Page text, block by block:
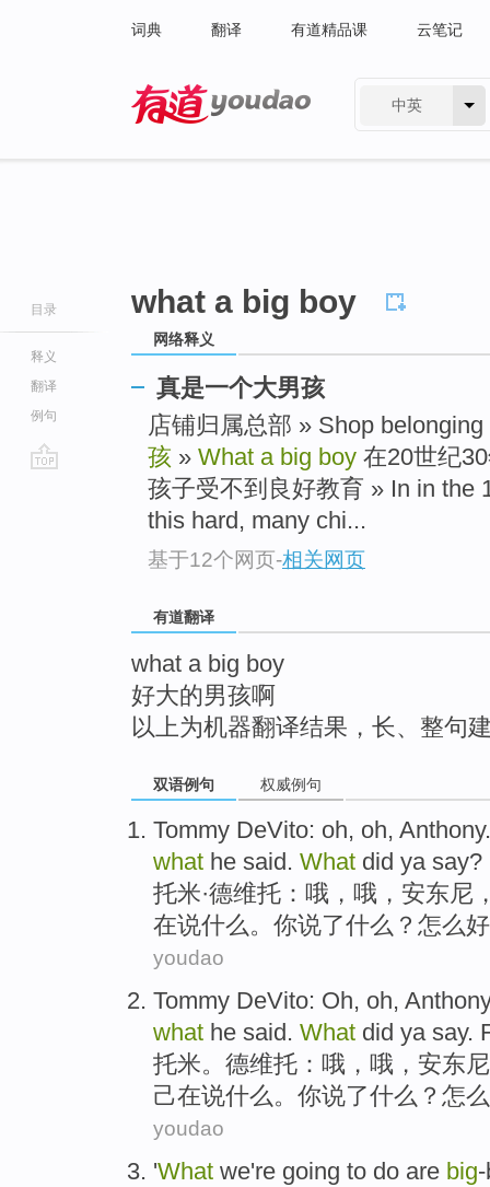
词典 翻译 有道精品课 云笔记
中英
目录
释义
翻译
例句
what a big boy
网络释义
真是一个大男孩
店铺归属总部 » Shop
孩 » What a big boy 在20世纪
孩子受不到良好教育 » In in the
this hard, many chi...
基于12个网页-相关网页
有道翻译
what a big boy
好大的男孩啊
以上为机器翻译结果，长、整句
双语例句 权威例句
Tommy DeVito: oh, oh, Anthony
what he said . What did ya say?
托米·德维托： 哦 ，哦， 安东尼
在说什么。 你说了什么？ 怎么
youdao
Tommy DeVito: Oh, oh,
what he said. What did ya say.
托米。德维托： 哦 ，哦， 安东尼
己在说什么。 你说了什么？怎
youdao
'What we're going to do are big